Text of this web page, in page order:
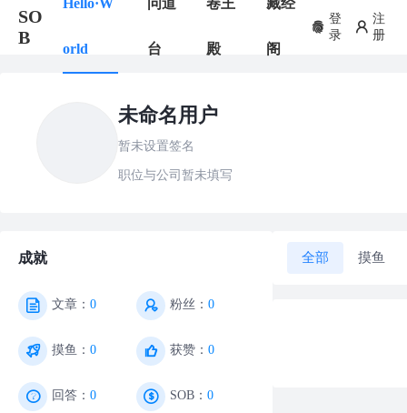
SO
B
Hello·W
orld
问道
台
卷王
殿
藏经
阁
登
录
注
册
未命名用户
暂未设置签名
职位与公司暂未填写
成就
文章： 0 粉丝： 0
摸鱼： 0 获赞： 0
回答： 0 SOB： 0
全部 摸鱼